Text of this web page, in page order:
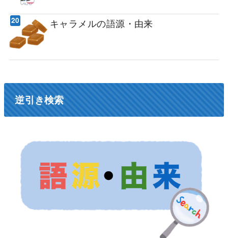
キャラメルの語源・由来
逆引き検索